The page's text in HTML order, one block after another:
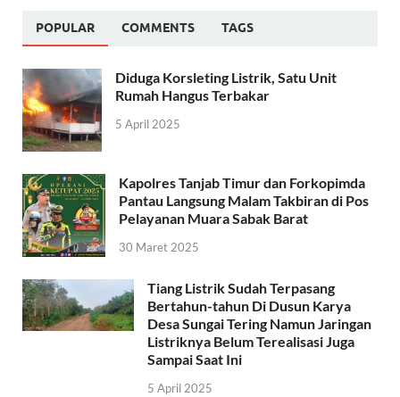
POPULAR COMMENTS TAGS
Diduga Korsleting Listrik, Satu Unit
Rumah Hangus Terbakar
5 April 2025
Kapolres Tanjab Timur dan Forkopimda
Pantau Langsung Malam Takbiran di Pos
Pelayanan Muara Sabak Barat
30 Maret 2025
Tiang Listrik Sudah Terpasang
Bertahun-tahun Di Dusun Karya
Desa Sungai Tering Namun Jaringan
Listriknya Belum Terealisasi Juga
Sampai Saat Ini
5 April 2025